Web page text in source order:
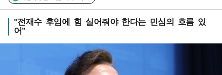
"전재수 후임에 힘 실어줘야 한다는 민심의 흐름 있
어"